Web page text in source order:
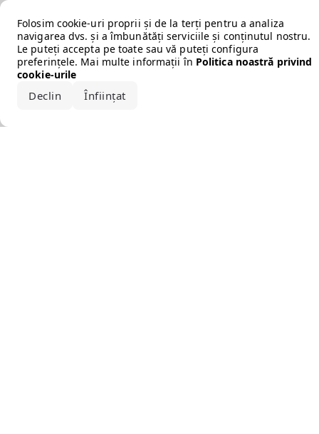
Folosim cookie-uri proprii și de la terți pentru a analiza
navigarea dvs. și a îmbunătăți serviciile și conținutul nostru.
Le puteți accepta pe toate sau vă puteți configura
preferințele. Mai multe informații în Politica noastră privind
cookie-urile
Declin Înființat
Error loading the brand